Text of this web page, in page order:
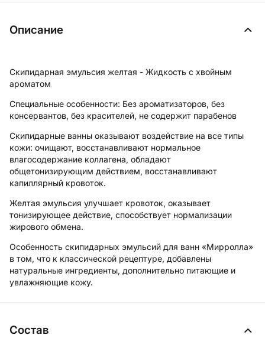
Описание
Скипидарная эмульсия желтая - Жидкость с хвойным
ароматом
Специальные особенности: Без ароматизаторов, без
консервантов, без красителей, не содержит парабенов
Скипидарные ванны оказывают воздействие на все типы
кожи: очищают, восстанавливают нормальное
влагосодержание коллагена, обладают
общетонизирующим действием, восстанавливают
капиллярный кровоток.
Желтая эмульсия улучшает кровоток, оказывает
тонизирующее действие, способствует нормализации
жирового обмена.
Особенность скипидарных эмульсий для ванн «Мирролла»
в том, что к классической рецептуре, добавлены
натуральные ингредиенты, дополнительно питающие и
увлажняющие кожу.
Состав